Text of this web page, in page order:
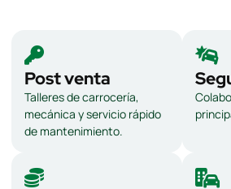
Post venta
Talleres de carrocería,
mecánica y servicio rápido
de mantenimiento.